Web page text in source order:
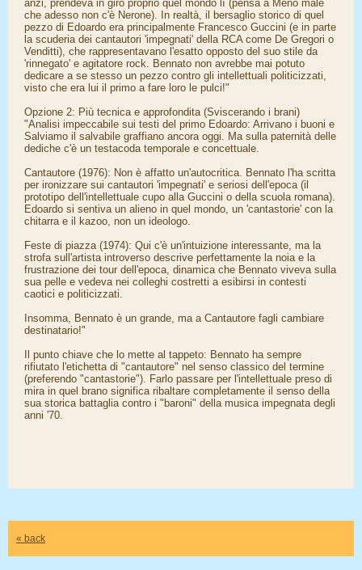
anzi, prendeva in giro proprio quel mondo lì (pensa a Meno male
che adesso non c'è Nerone). In realtà, il bersaglio storico di quel
pezzo di Edoardo era principalmente Francesco Guccini (e in parte
la scuderia dei cantautori 'impegnati' della RCA come De Gregori o
Venditti), che rappresentavano l'esatto opposto del suo stile da
'rinnegato' e agitatore rock. Bennato non avrebbe mai potuto
dedicare a se stesso un pezzo contro gli intellettuali politicizzati,
visto che era lui il primo a fare loro le pulci!"
Opzione 2: Più tecnica e approfondita (Sviscerando i brani)
"Analisi impeccabile sui testi del primo Edoardo: Arrivano i buoni e
Salviamo il salvabile graffiano ancora oggi. Ma sulla paternità delle
dediche c'è un testacoda temporale e concettuale.
Cantautore (1976): Non è affatto un'autocritica. Bennato l'ha scritta
per ironizzare sui cantautori 'impegnati' e seriosi dell'epoca (il
prototipo dell'intellettuale cupo alla Guccini o della scuola romana).
Edoardo si sentiva un alieno in quel mondo, un 'cantastorie' con la
chitarra e il kazoo, non un ideologo.
Feste di piazza (1974): Qui c'è un'intuizione interessante, ma la
strofa sull'artista introverso descrive perfettamente la noia e la
frustrazione dei tour dell'epoca, dinamica che Bennato viveva sulla
sua pelle e vedeva nei colleghi costretti a esibirsi in contesti
caotici e politicizzati.
Insomma, Bennato è un grande, ma a Cantautore fagli cambiare
destinatario!"
Il punto chiave che lo mette al tappeto: Bennato ha sempre
rifiutato l'etichetta di "cantautore" nel senso classico del termine
(preferendo "cantastorie"). Farlo passare per l'intellettuale preso di
mira in quel brano significa ribaltare completamente il senso della
sua storica battaglia contro i "baroni" della musica impegnata degli
anni '70.
« back